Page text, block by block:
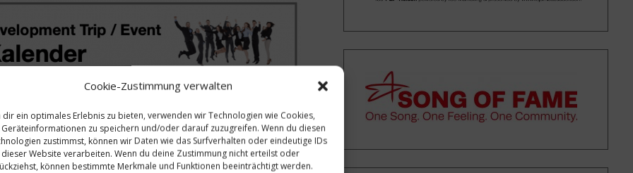
Cookie-Zustimmung verwalten
dir ein optimales Erlebnis zu bieten, verwenden wir Technologien wie Cookies,
Geräteinformationen zu speichern und/oder darauf zuzugreifen. Wenn du diesen
zustimmst, können wir Daten wie das Surfverhalten oder eindeutige IDs
dieser Website verarbeiten. Wenn du deine Zustimmung nicht erteilst oder
können bestimmte Merkmale und Funktionen beeinträchtigt werden.